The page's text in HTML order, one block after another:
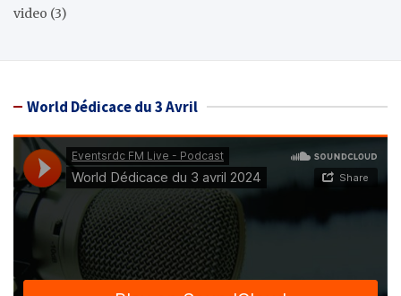
video (3)
World Dédicace du 3 Avril